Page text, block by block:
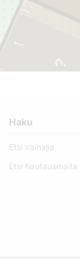
17
Haku
Etsi vainajia
Etsi hautausmaita